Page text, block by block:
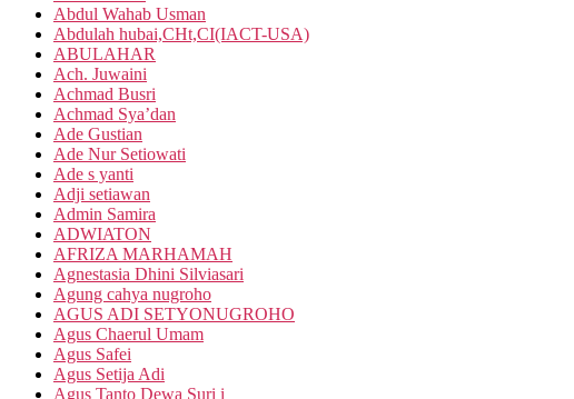
Abdul Wahab Usman
Abdulah hubai,CHt,CI(IACT-USA)
ABULAHAR
Ach. Juwaini
Achmad Busri
Achmad Sya’dan
Ade Gustian
Ade Nur Setiowati
Ade s yanti
Adji setiawan
Admin Samira
ADWIATON
AFRIZA MARHAMAH
Agnestasia Dhini Silviasari
Agung cahya nugroho
AGUS ADI SETYONUGROHO
Agus Chaerul Umam
Agus Safei
Agus Setija Adi
Agus Tanto Dewa Suri i